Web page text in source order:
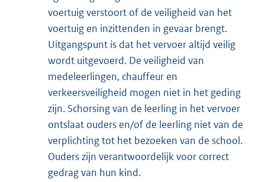
voertuig verstoort of de veiligheid van het
voertuig en inzittenden in gevaar brengt.
Uitgangspunt is dat het vervoer altijd veilig
wordt uitgevoerd. De veiligheid van
medeleerlingen, chauffeur en
verkeersveiligheid mogen niet in het geding
zijn. Schorsing van de leerling in het vervoer
ontslaat ouders en/of de leerling niet van de
verplichting tot het bezoeken van de school.
Ouders zijn verantwoordelijk voor correct
gedrag van hun kind.